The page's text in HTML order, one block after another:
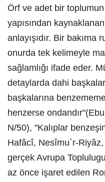
Örf ve adet bir
yapısından
anlayışıdır. Bir bakıma
onurda tek kelimeyle
sağlamlığı ifade eder.
detaylarda dahi
başkalarına
henzerse
N/50), "Kalıplar
Hafâcî, Nesîmu`r-
gerçek Avrupa
az önce işaret edilen